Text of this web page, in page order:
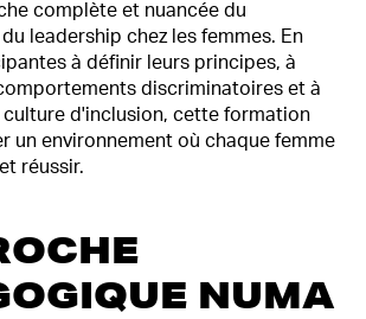
complète et nuancée du
leadership chez les femmes. En
à définir leurs principes, à
discriminatoires et à
d'inclusion, cette formation
un environnement où chaque femme
réussir.
NUMA